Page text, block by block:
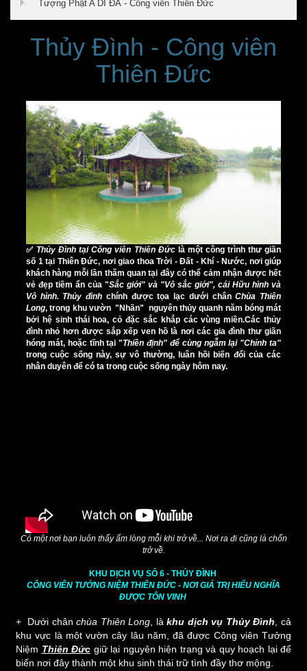
Tượng Phật A DI ĐÀ - Công viên Thiên Đức
Thủy Đình - Công viên
Thiên Đức
✅ Thủy Đình tại Công viên Thiên Đứclà một công trình thư giãn
số 1 tại Thiên Đức, nơi giao thoa Trời - Đất - Khí - Nước, nơi giúp
khách hàng mỗi lần thăm quan tại đây có thể cảm nhận được hết
vẻ đẹp tiềm ẩn của "Sắc giới" và "Vô sắc giới", cái Hữu hình và
Vô hình. Thủy đình chính được tọa lạc dưới chânChùa Thiên
Long, trong khu vườn "Nhãn" nguyên thủy quanh năm bóng mát
bởi hệ sinh thái hoa, cỏ đặc sắc khắp các vùng miền.Các thủy
đình nhỏ hơn được sắp xếp ven hồ là nơi các gia đình thư giãn
hóng mát, hoặc tĩnh tại "Thiền định" để cùng ngẫm lại "Chính ta"
trong cuộc sống này, sự vô thường, luân hồi biến đổi của các
nhân duyên để có ta trong cuộc sống ngày hôm nay.
Có một nơi bạn luôn thấy ấm lòng mỗi khi trở về... Nơi ra đi cũng là chốn
trở về.
KHU DỊCH VỤ SỐ 6 - THỦY ĐÌNH
CÔNG VIÊN TƯỞNG NIỆM THIÊN ĐỨC - NƠI GIÁ TRỊ HIẾU NGHĨA
ĐƯỢC TÔN VINH
+ Dưới chânchùa Thiên Long, làkhu dịch vụ Thủy Đình, cả
khu vực là một vườn cây lâu năm, đã được Công viên Tưởng
Niệm Thiên Đức giữ lại nguyên hiện trạng và quy hoạch lại để
biến nơi đây thành một khu sinh thái trữ tình đầy thơ mộng.